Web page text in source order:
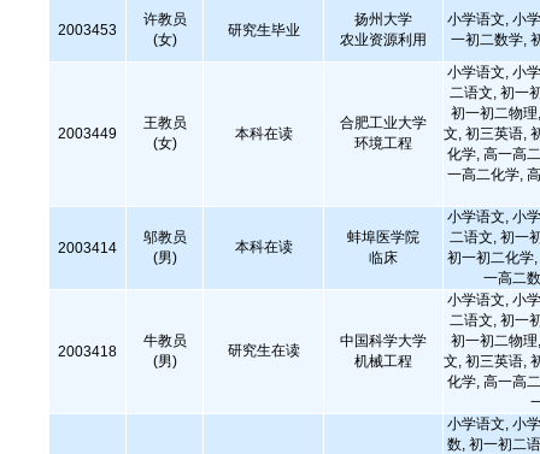
2003453
许教员
(女)
研究生毕业
扬州大学
农业资源利用
小学语文, 小
一初二数学,
2003449
王教员
(女)
本科在读
合肥工业大学
环境工程
小学语文, 小
二语文, 初一
初一初二物
文, 初三英语,
化学, 高一高
一高二化学,
2003414
邬教员
(男)
本科在读
蚌埠医学院
临床
小学语文, 小
二语文, 初一
初一初二化学
一高二
2003418
牛教员
(男)
研究生在读
中国科学大学
机械工程
小学语文, 小
二语文, 初一
初一初二物
文, 初三英语,
化学, 高一高
小学语文, 小
数, 初一初二